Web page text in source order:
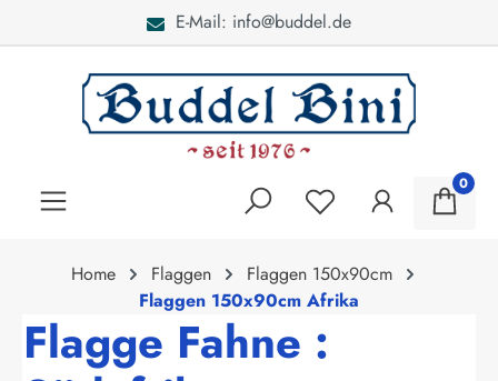
E-Mail: info@buddel.de
0
Home Flaggen
Flaggen 150x90cm
Flaggen 150x90cm Afrika
Flagge Fahne :